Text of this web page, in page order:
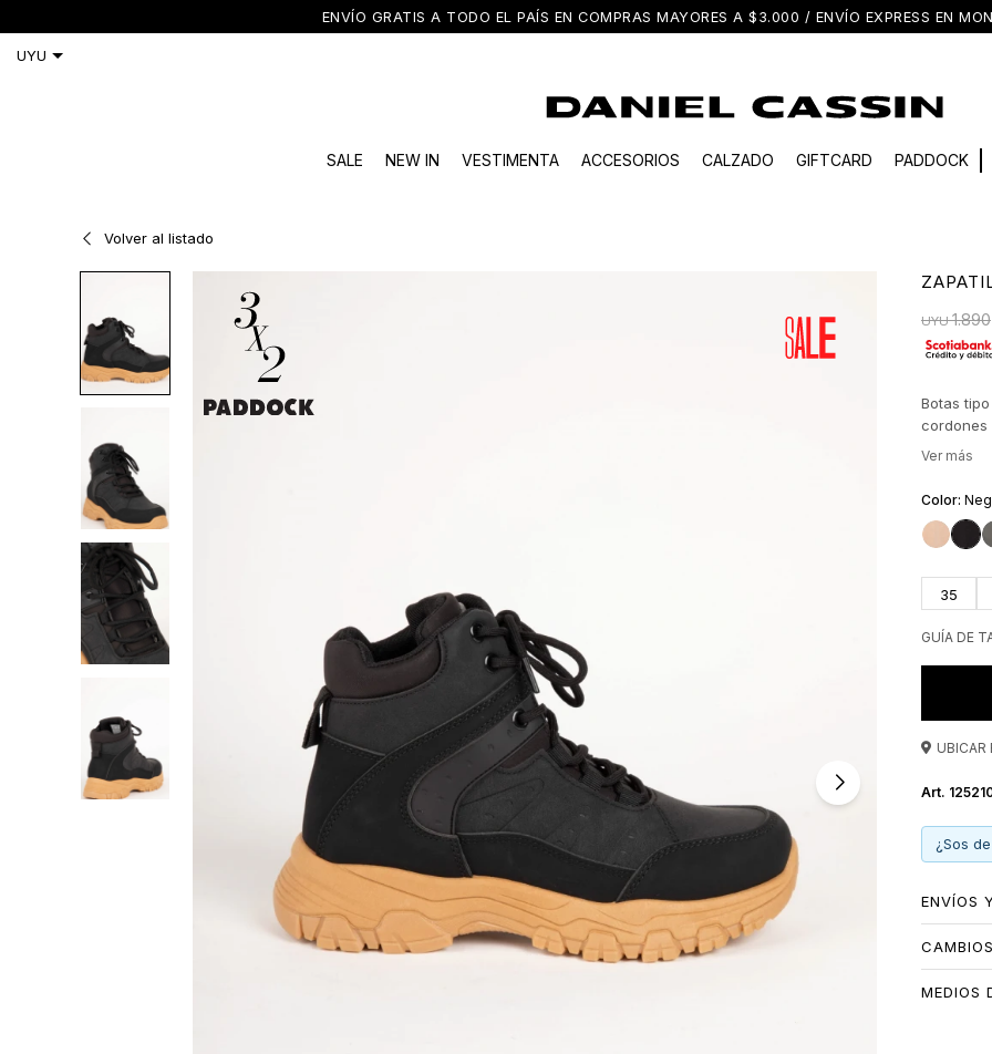
ENVÍO GRATIS A TODO EL PAÍS EN COMPRAS MAYORES A $3.000 / ENVÍO EXPRESS EN
SALE NEW IN VESTIMENTA ACCESORIOS CALZADO GIFTCARD PADDOCK
Volver al listado
UYU 1.890
Botas
cordones
35
GUÍA DE
UBICAR
¿Sos
ENVÍOS
CAMBIOS
MEDIOS